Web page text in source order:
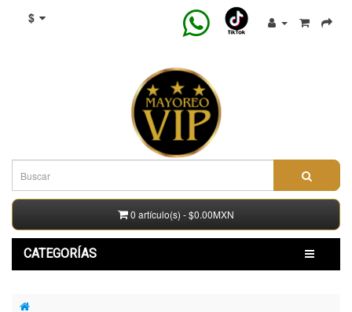
$
0 artículo(s) - $0.00MXN
CATEGORÍAS